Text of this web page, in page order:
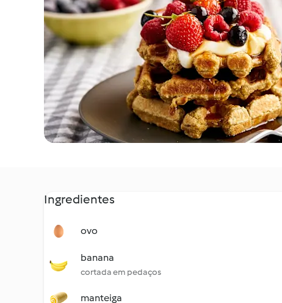
Ingredientes
ovo
banana
cortada em pedaços
manteiga